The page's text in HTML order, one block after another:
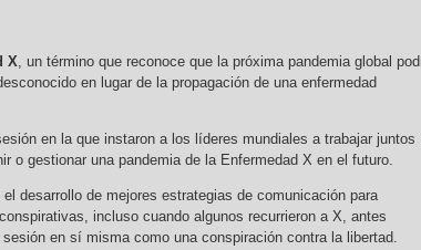
X, un término que reconoce que la próxima pandemia global
en lugar de la propagación de una enfermedad
en la que instaron a los líderes mundiales a trabajar juntos
o gestionar una pandemia de la Enfermedad X en el futuro.
el desarrollo de mejores estrategias de comunicación para
incluso cuando algunos recurrieron a X, antes
en sí misma como una conspiración contra la libertad.